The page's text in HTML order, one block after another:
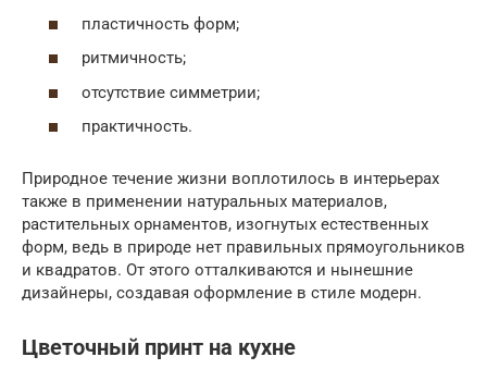
пластичность форм;
ритмичность;
отсутствие симметрии;
практичность.
Природное течение жизни воплотилось в интерьерах
также в применении натуральных материалов,
растительных орнаментов, изогнутых естественных
форм, ведь в природе нет правильных прямоугольников
и квадратов. От этого отталкиваются и нынешние
дизайнеры, создавая оформление в стиле модерн.
Цветочный принт на кухне